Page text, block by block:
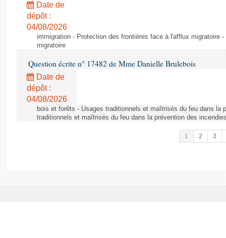
Date de
dépôt :
04/08/2026
immigration - Protection des frontières face à l'afflux migratoire
migratoire
Question écrite n° 17482 de Mme Danielle Brulebois
Date de
dépôt :
04/08/2026
bois et forêts - Usages traditionnels et maîtrisés du feu dans la
traditionnels et maîtrisés du feu dans la prévention des
1 2 3